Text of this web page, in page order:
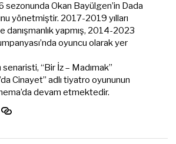
Okan Bayülgen’in Dada
yönetmiştir. 2017-2019 yılları
danışmanlık yapmış, 2014-2023
oyuncu olarak yer
“Bir İz – Madımak”
Cinayet” adlı tiyatro oyununun
devam etmektedir.